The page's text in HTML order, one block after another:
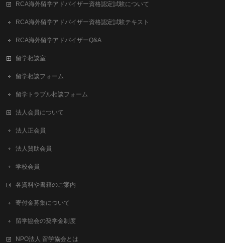
RCA海外留学アドバイザー資格認定試験について
RCA海外留学アドバイザー資格認定試験テキスト
RCA海外留学アドバイザーQ&A
留学相談室
留学相談フォーム
留学トラブル相談フォーム
法人会員について
法人正会員
法人賛助会員
学校会員
各資料や書籍のご案内
寄付金募集について
留学協会の奨学金制度
NPO法人 留学協会とは